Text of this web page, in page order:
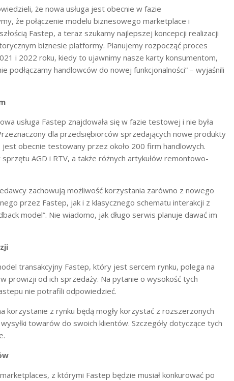
że nowa usługa jest obecnie w fazie
że połączenie modelu biznesowego marketplace i
Fastep, a teraz szukamy najlepszej koncepcji realizacji
biznesie platformy. Planujemy rozpocząć proces
i 2022 roku, kiedy to ujawnimy nasze karty konsumentom,
podłączamy handlowców do nowej funkcjonalności” – wyjaśnili
usługa Fastep znajdowała się w fazie testowej i nie była
dla przedsiębiorców sprzedających nowe produkty
obecnie testowany przez około 200 firm handlowych.
AGD i RTV, a także różnych artykułów remontowo-
zachowują możliwość korzystania zarówno z nowego
przez Fastep, jak i z klasycznego schematu interakcji z
model”. Nie wiadomo, jak długo serwis planuje dawać im
transakcyjny Fastep, który jest sercem rynku, polega na
prowizji od ich sprzedaży. Na pytanie o wysokość tych
nie potrafili odpowiedzieć.
korzystanie z rynku będą mogły korzystać z rozszerzonych
towarów do swoich klientów. Szczegóły dotyczące tych
z którymi Fastep będzie musiał konkurować po